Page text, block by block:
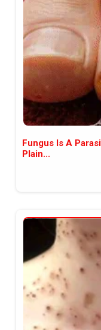
наша
новините
Fungus Is A
Plain...